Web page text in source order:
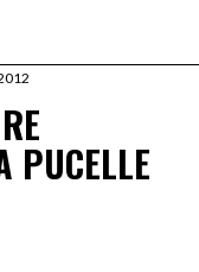
PUCELLE